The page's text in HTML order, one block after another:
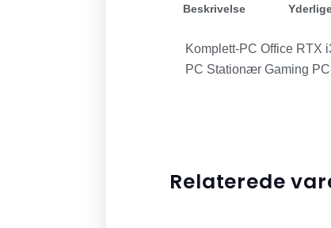
Beskrivelse
Komplett-PC Office RTX
PC Stationær Gaming PC
Relaterede